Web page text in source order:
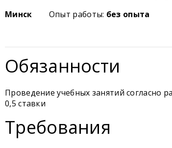
Минск Опыт работы: без опыта
Обязанности
Проведение учебных занятий согласно
0,5 ставки
Требования